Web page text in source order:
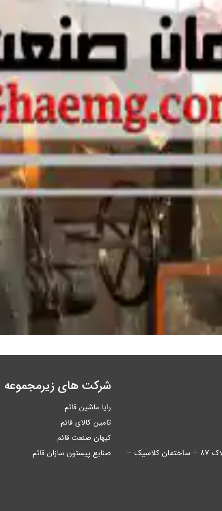
شرکت های زیرمجموعه
رایا ماشین قائم
تامین کالای قائم
کیهان صنعت قائم
صنایع پیستون سازان قائم
تهران – خیابان آیت اله کاشانی – بین اباذر و مهران – پلاک ۸۷ – ساختمان کلاسیک –